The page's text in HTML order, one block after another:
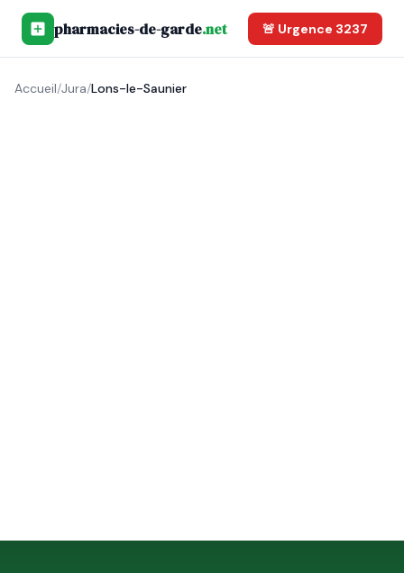
pharmacies-de-garde.net 🚨 Urgence 3237
Accueil/Jura/Lons-le-Saunier